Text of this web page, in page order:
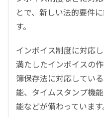
とで、新しい法的要件
す。
インボイス制度に対応
満たしたインボイスの
簿保存法に対応してい
能、タイムスタンプ機
能などが備わっています